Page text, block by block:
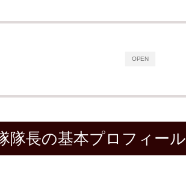
OPEN
隊長の基本プロフィール